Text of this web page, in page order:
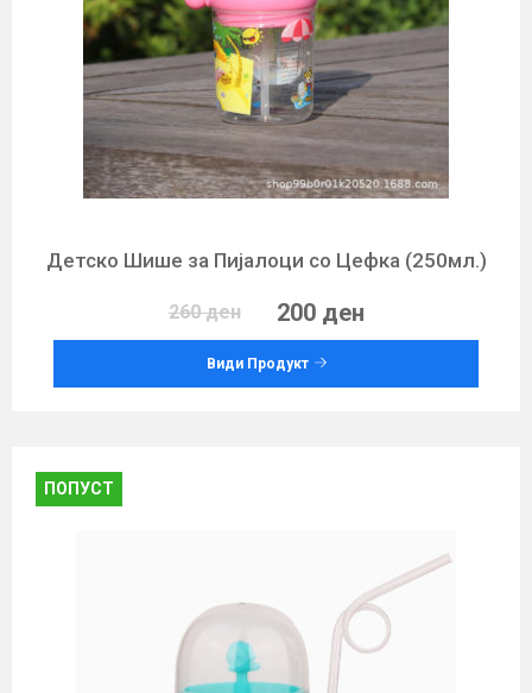
Детско Шише за Пијалоци со Цефка (250мл.)
260 ден 200 ден
Види Продукт
ПОПУСТ